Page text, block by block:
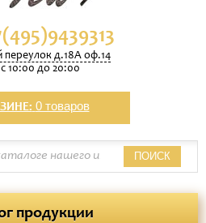
переулок д.18А оф.14
10:00 до 20:00
0 товаров
ПОИСК
продукции